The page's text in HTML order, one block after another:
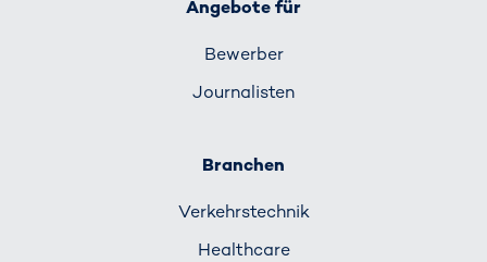
Angebote für
Bewerber
Journalisten
Branchen
Verkehrs­technik
Healthcare